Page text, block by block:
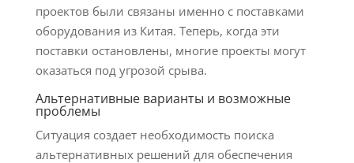
проектов были связаны именно с поставками
оборудования из Китая. Теперь, когда эти
поставки остановлены, многие проекты могут
оказаться под угрозой срыва.
Альтернативные варианты и возможные
проблемы
Ситуация создает необходимость поиска
альтернативных решений для обеспечения